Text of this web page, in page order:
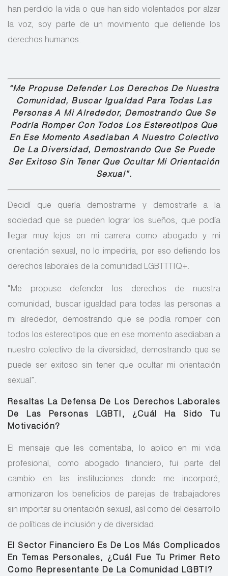
han perdido la vida o que han sido violentados por alzar
la voz, soy parte de un movimiento que defiende los
derechos humanos.
“Me Propuse Defender Los Derechos De Nuestra
Comunidad, Buscar Igualdad Para Todas Las
Personas A Mi Alrededor, Demostrando Que Se
Podría Romper Con Todos Los Estereotipos Que
En Ese Momento Asediaban A Nuestro Colectivo
De La Diversidad, Demostrando Que Se Puede
Ser Exitoso Sin Tener Que Ocultar Mi Orientación
Sexual”.
Decidí que quería demostrarme y demostrarle a la
sociedad que se pueden lograr los sueños, que podía
llegar muy lejos en mi carrera como abogado y mi
orientación sexual, no lo impediría, por eso defiendo los
derechos laborales de la comunidad LGBTTTIQ+.
“Me propuse defender los derechos de nuestra
comunidad, buscar igualdad para todas las personas a
mi alrededor, demostrando que se podía romper con
todos los estereotipos que en ese momento asediaban a
nuestro colectivo de la diversidad, demostrando que se
puede ser exitoso sin tener que ocultar mi orientación
sexual”.
Resaltas La Defensa De Los Derechos Laborales
De Las Personas LGBTI, ¿Cuál Ha Sido Tu
Motivación?
El mensaje que les comentaba, lo aplico en mi vida
profesional, como abogado financiero, fui parte del
cambio en las instituciones donde me incorporé,
armonizaron los beneficios de parejas de trabajadores
sin importar su orientación sexual, así como del desarrollo
de políticas de inclusión y de diversidad.
El Sector Financiero Es De Los Más Complicados
En Temas Personales, ¿Cuál Fue Tu Primer Reto
Como Representante De La Comunidad LGBTI?